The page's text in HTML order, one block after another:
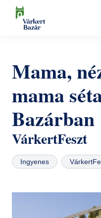
Ugrás
Kulturális események
Kiállítások
Múzeumpedagógia
Látogatóknak
Aktualitások
Rólunk
Helyszínek
Ajándékbolt
Galéria
Kapcsolat
Elérhetőség
Megközelítés
Nyitvatartás
Helyszínbérlés
Jegyvásárlás
Online jegyek
Ajándékutalvány
Mama,
mama
Bazárban
VárkertFeszt
Ingyenes